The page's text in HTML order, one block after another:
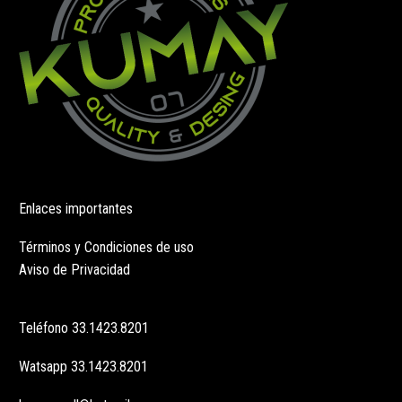
página
de
producto
Enlaces importantes
Términos y Condiciones de uso
Aviso de Privacidad
Teléfono 33.1423.8201
Watsapp 33.1423.8201